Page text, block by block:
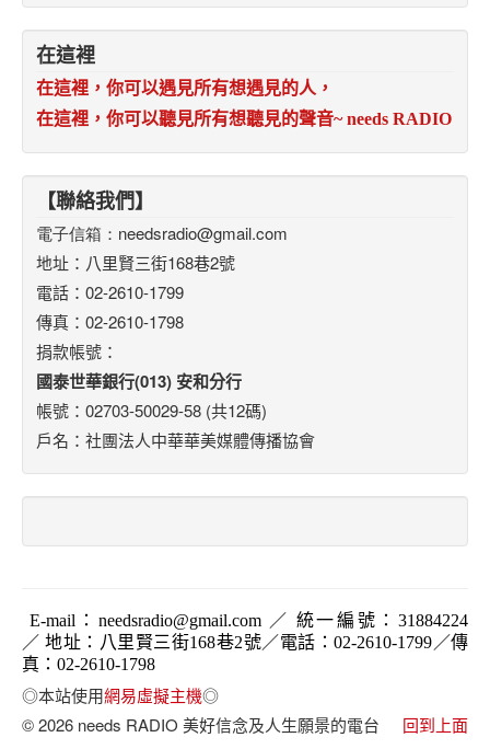
在這裡
在這裡，你可以遇見所有想遇見的人，
在這裡，你可以聽見所有想聽見的聲音~ needs RADIO
【聯絡我們】
電子信箱： needsradio@gmail.com
地址：八里賢三街168巷2號
電話：02-2610-1799
傳真：02-2610-1798
捐款帳號：
國泰世華銀行(013) 安和分行
帳號：02703-50029-58 (共12碼)
戶名：社團法人中華華美媒體傳播協會
E-mail ： needsradio@gmail.com ／ 統一編號：31884224
／ 地址：八里賢三街168巷2號／電話：02-2610-1799／傳
真：02-2610-1798
◎本站使用網易虛擬主機◎
回到上面
© 2026 needs RADIO 美好信念及人生願景的電台